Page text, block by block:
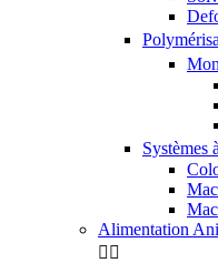
Systèmes
Alimentation
 